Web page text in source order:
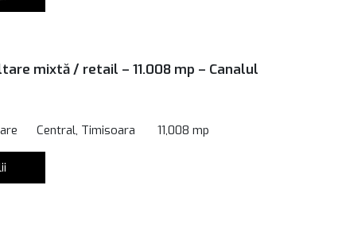
mixtă / retail – 11.008 mp – Canalul
Central, Timisoara 11,008 mp